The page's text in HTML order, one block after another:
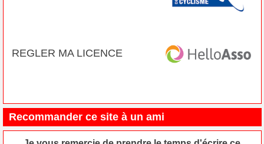
REGLER MA LICENCE
Recommander ce site à un ami